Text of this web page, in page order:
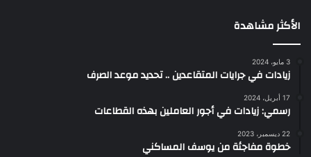
الأكثر مشاهدة
3 مايو، 2024
زيادات في جرايات المتقاعدين .. تحديد موعد الصرف
17 أبريل، 2024
رسمي: زيادات في أجور العاملين بهذه القطاعات
22 ديسمبر، 2023
خطوة مفاجئة من يوسف المساكني